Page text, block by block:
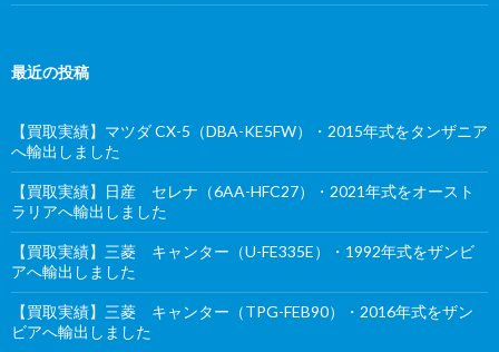
最近の投稿
【買取実績】マツダ CX-5（DBA-KE5FW）・2015年式をタンザニア
へ輸出しました
【買取実績】日産 セレナ（6AA-HFC27）・2021年式をオースト
ラリアへ輸出しました
【買取実績】三菱 キャンター（U-FE335E）・1992年式をザンビ
アへ輸出しました
【買取実績】三菱 キャンター（TPG-FEB90）・2016年式をザン
ビアへ輸出しました